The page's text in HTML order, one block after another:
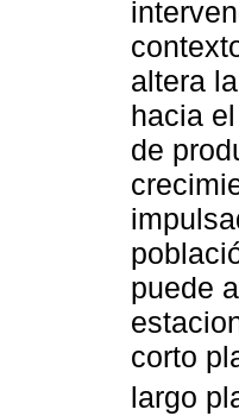
altera
hacia
de
puede
corto
largo